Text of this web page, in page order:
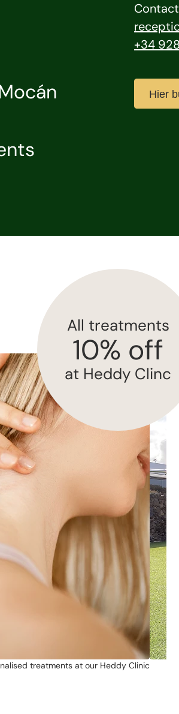
+34
Hier
All treatments
10% off
at Heddy Clinc
treatments at our Heddy Clinic